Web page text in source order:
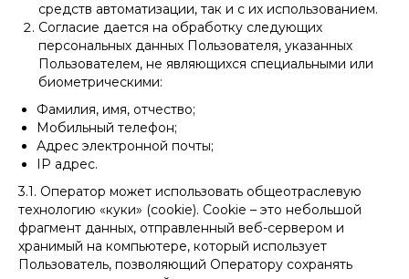
средств автоматизации, так и с их использованием.
Согласие дается на обработку следующих
персональных данных Пользователя, указанных
Пользователем, не являющихся специальными или
биометрическими:
Фамилия, имя, отчество;
Мобильный телефон;
Адрес электронной почты;
IP адрес.
3.1. Оператор может использовать общеотраслевую
технологию «куки» (cookie). Cookie – это небольшой
фрагмент данных, отправленный веб-сервером и
хранимый на компьютере, который использует
Пользователь, позволяющий Оператору сохранять